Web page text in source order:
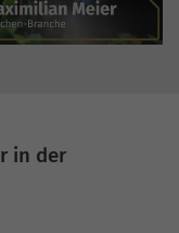
in der